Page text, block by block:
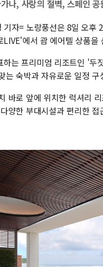
나, 사랑의 절벽, 스페인 공
자= 노랑풍선은 8일 오후
에서 괌 에어텔 상품을
하는 프리미엄 리조트인 '
는 숙박과 자유로운 일정
바로 앞에 위치한 럭셔리
양한 부대시설과 편리한